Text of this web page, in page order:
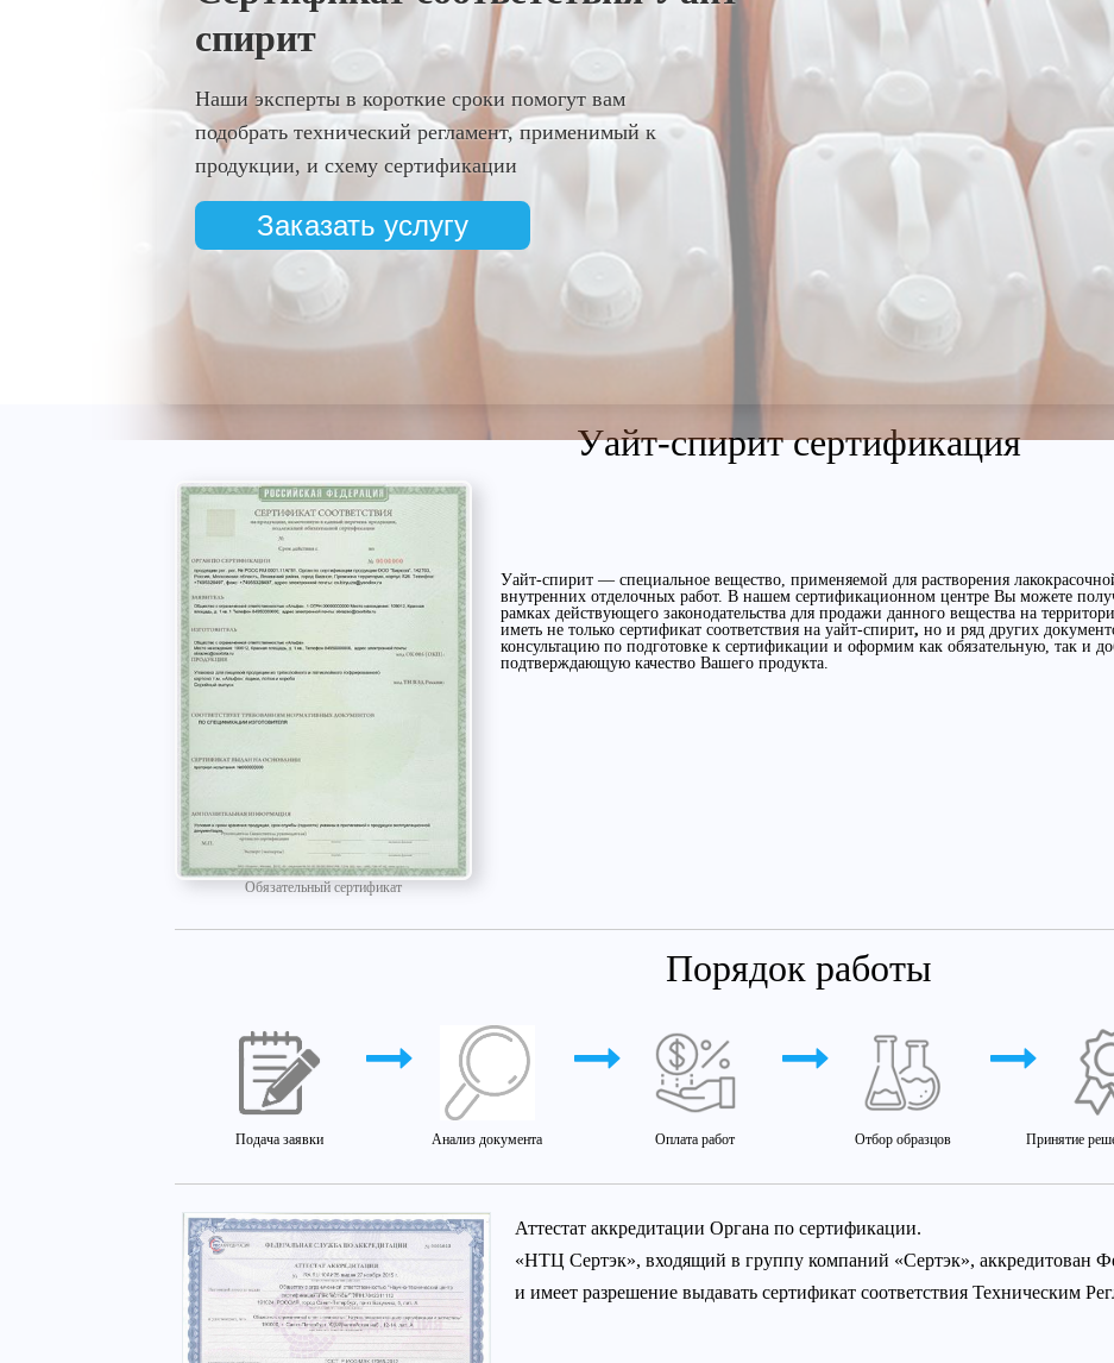
спирит
Наши эксперты в короткие сроки помогут вам
подобрать технический регламент, применимый к
продукции, и схему сертификации
Заказать услугу
Уайт-спирит сертификация
Обязательный сертификат
Уайт-спирит — специальное вещество, применяемой для растворения
внутренних отделочных работ. В нашем сертификационном центре Вы можете
рамках действующего законодательства для продажи данного вещества на
иметь не только сертификат соответствия на уайт-спирит, но и ряд других
консультацию по подготовке к сертификации и оформим как обязательную, так и
подтверждающую качество Вашего продукта.
Порядок работы
Подача заявки Анализ документа Оплата работ Отбор образцов Принятие
Аттестат аккредитации Органа по сертификации.
«НТЦ Сертэк», входящий в группу компаний «Сертэк», аккредитован
и имеет разрешение выдавать сертификат соответствия Техническим